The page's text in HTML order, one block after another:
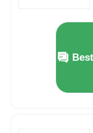
Interactieve